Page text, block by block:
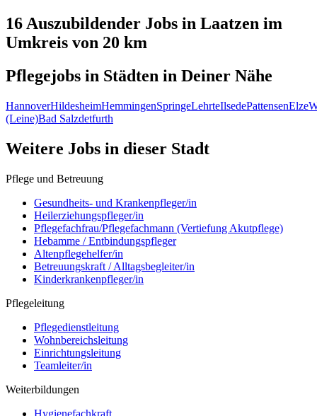
16 Auszubildender Jobs in Laatzen im
Umkreis von 20 km
Pflegejobs in Städten in Deiner Nähe
HannoverHildesheimHemmingenSpringeLehrteIlsedePattensenElze
(Leine)Bad Salzdetfurth
Weitere Jobs in dieser Stadt
Pflege und Betreuung
Gesundheits- und Krankenpfleger/in
Heilerziehungspfleger/in
Pflegefachfrau/Pflegefachmann (Vertiefung Akutpflege)
Hebamme / Entbindungspfleger
Altenpflegehelfer/in
Betreuungskraft / Alltagsbegleiter/in
Kinderkrankenpfleger/in
Pflegeleitung
Pflegedienstleitung
Wohnbereichsleitung
Einrichtungsleitung
Teamleiter/in
Weiterbildungen
Hygienefachkraft